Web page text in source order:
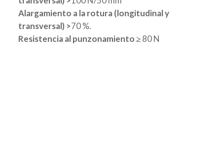
Alargamiento a la rotura (longitudinal y
transversal) >70 %.
Resistencia al punzonamiento ≥80 N